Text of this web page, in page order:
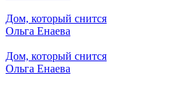
Дом, который снится
Ольга Енаева
Дом, который снится
Ольга Енаева